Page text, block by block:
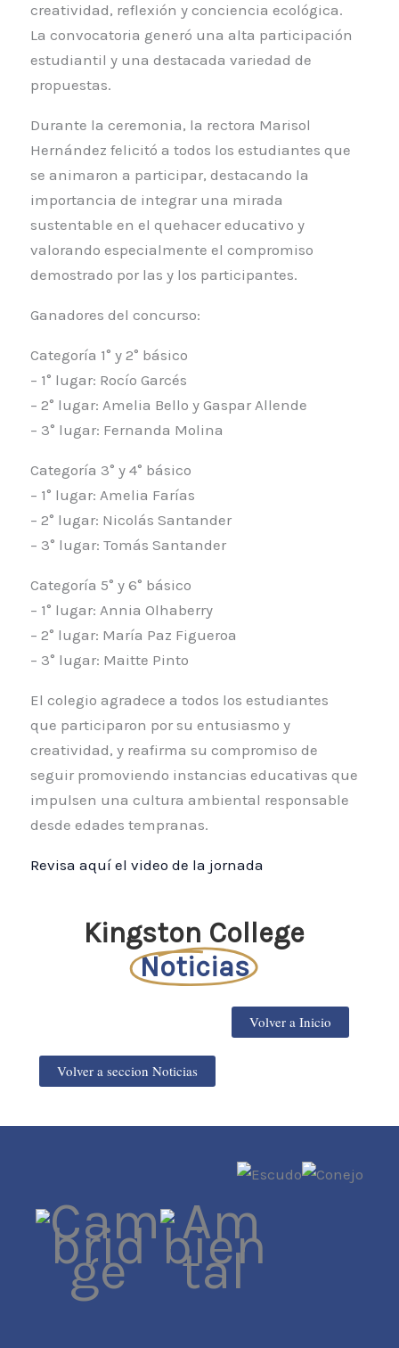
creatividad, reflexión y conciencia ecológica.
La convocatoria generó una alta participación
estudiantil y una destacada variedad de
propuestas.
Durante la ceremonia, la rectora Marisol
Hernández felicitó a todos los estudiantes que
se animaron a participar, destacando la
importancia de integrar una mirada
sustentable en el quehacer educativo y
valorando especialmente el compromiso
demostrado por las y los participantes.
Ganadores del concurso:
Categoría 1° y 2° básico
– 1° lugar: Rocío Garcés
– 2° lugar: Amelia Bello y Gaspar Allende
– 3° lugar: Fernanda Molina
Categoría 3° y 4° básico
– 1° lugar: Amelia Farías
– 2° lugar: Nicolás Santander
– 3° lugar: Tomás Santander
Categoría 5° y 6° básico
– 1° lugar: Annia Olhaberry
– 2° lugar: María Paz Figueroa
– 3° lugar: Maitte Pinto
El colegio agradece a todos los estudiantes
que participaron por su entusiasmo y
creatividad, y reafirma su compromiso de
seguir promoviendo instancias educativas que
impulsen una cultura ambiental responsable
desde edades tempranas.
Revisa aquí el video de la jornada
Kingston College
Noticias
Volver a Inicio
Volver a seccion Noticias